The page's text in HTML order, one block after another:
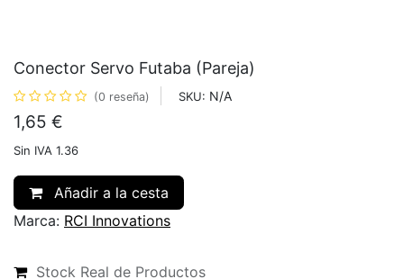
Conector Servo Futaba (Pareja)
(0 reseña) SKU: N/A
1,65 €
Sin IVA 1.36
Añadir a la cesta
Marca: RCI Innovations
Stock Real de Productos